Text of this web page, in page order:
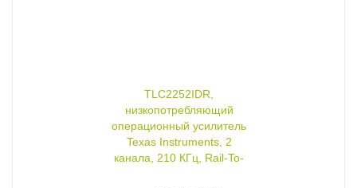
TLC2252IDR,
низкопотребляющий
операционный усилитель
Texas Instruments, 2
канала, 210 КГц, Rail-To-